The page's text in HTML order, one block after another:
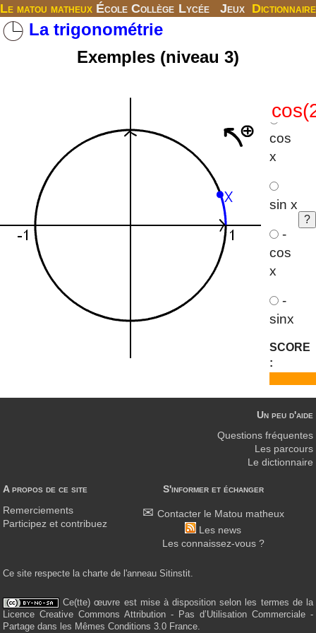
Le matou matheux École Collège Lycée Jeux Dictionnaire
La trigonométrie
Exemples (niveau 3)
cos
x
sin x
-
cos
x
-
sinx
SCORE
:
A propos de ce site
Remerciements
Participez et contribuez
S'informer et échanger
Contacter le Matou matheux
Les news
Les connaissez-vous ?
Un peu d'aide
Questions fréquentes
Les parcours
Le dictionnaire
Ce site respecte la charte de l'anneau Sitinstit.
Ce(tte) œuvre est mise à disposition selon les termes de la
Licence Creative Commons Attribution - Pas d’Utilisation Commerciale -
Partage dans les Mêmes Conditions 3.0 France.